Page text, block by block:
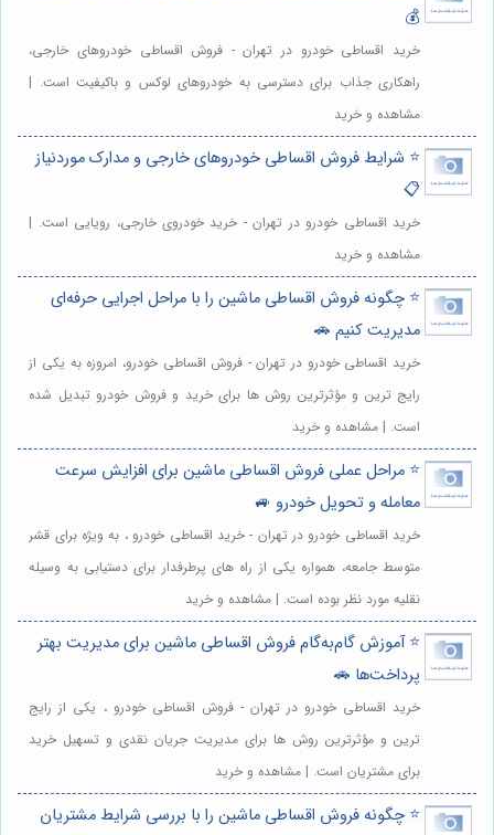
💰
خرید اقساطی خودرو در تهران - فروش اقساطی خودروهای خارجی،
راهکاری جذاب برای دسترسی به خودروهای لوکس و باکیفیت است. |
مشاهده و خرید
⭐️ شرایط فروش اقساطی خودروهای خارجی و مدارک موردنیاز
📋
خرید اقساطی خودرو در تهران - خرید خودروی خارجی، رویایی است. |
مشاهده و خرید
⭐️ چگونه فروش اقساطی ماشین را با مراحل اجرایی حرفه‌ای
مدیریت کنیم 🚗
خرید اقساطی خودرو در تهران - فروش اقساطی خودرو، امروزه به یکی از
رایج ترین و مؤثرترین روش ها برای خرید و فروش خودرو تبدیل شده
است. | مشاهده و خرید
⭐️ مراحل عملی فروش اقساطی ماشین برای افزایش سرعت
معامله و تحویل خودرو 🚙
خرید اقساطی خودرو در تهران - خرید اقساطی خودرو ، به ویژه برای قشر
متوسط جامعه، همواره یکی از راه های پرطرفدار برای دستیابی به وسیله
نقلیه مورد نظر بوده است. | مشاهده و خرید
⭐️ آموزش گام‌به‌گام فروش اقساطی ماشین برای مدیریت بهتر
پرداخت‌ها 🚗
خرید اقساطی خودرو در تهران - فروش اقساطی خودرو ، یکی از رایج
ترین و مؤثرترین روش ها برای مدیریت جریان نقدی و تسهیل خرید
برای مشتریان است. | مشاهده و خرید
⭐️ چگونه فروش اقساطی ماشین را با بررسی شرایط مشتریان